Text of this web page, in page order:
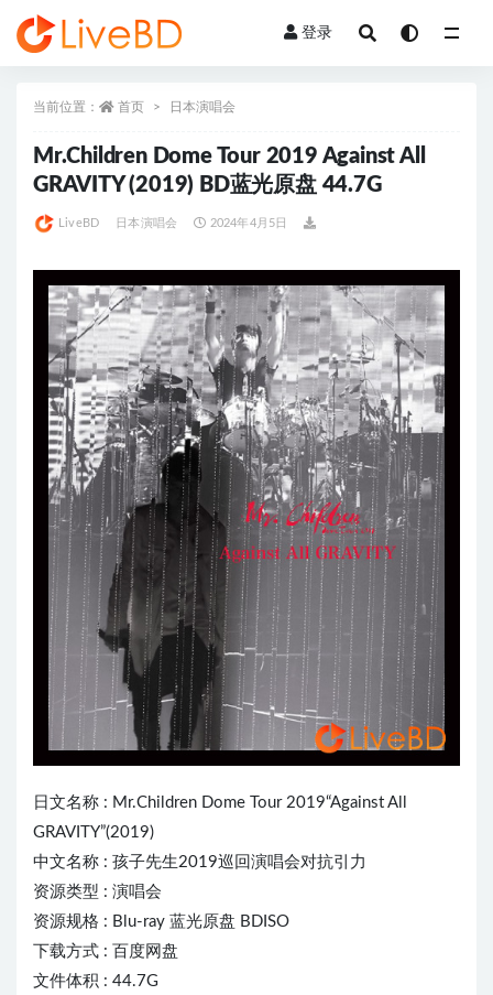
登录
当前位置： 首页 日本演唱会
Mr.Children Dome Tour 2019 Against All
GRAVITY (2019) BD蓝光原盘 44.7G
LiveBD 日本演唱会 2024年4月5日
日文名称 : Mr.Children Dome Tour 2019“Against All
GRAVITY”(2019)
中文名称 : 孩子先生2019巡回演唱会对抗引力
资源类型 : 演唱会
资源规格 : Blu-ray 蓝光原盘 BDISO
下载方式 : 百度网盘
文件体积 : 44.7G